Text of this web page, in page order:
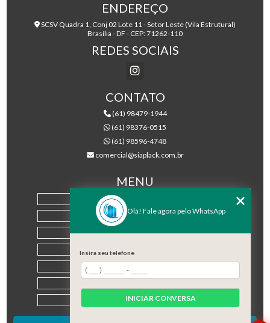
ENDEREÇO
SCSV Quadra 1, Conj 02 Lote 11 - Setor Leste (Vila Estrutural)
Brasília - DF - CEP: 71262-110
REDES SOCIAIS
CONTATO
(61) 98479-1944
(61) 98376-0515
(61) 98596-4748
comercial@siaplack.com.br
MENU
EMPRESA
PRODUTOS
MAPA DO SITE
Olá! Fale agora pelo WhatsApp
Insira seu telefone
INICIAR CONVERSA